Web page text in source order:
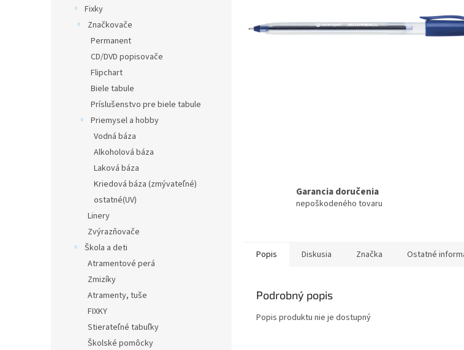
Fixky
Značkovače
Permanent
CD/DVD popisovače
Flipchart
Biele tabule
Príslušenstvo pre biele tabule
Priemysel a hobby
Vodná báza
Alkoholová báza
Laková báza
Kriedová báza (zmývateľné)
ostatné(UV)
Linery
Zvýrazňovače
Škola a deti
Atramentové perá
Zmizíky
Atramenty, tuše
FIXKY
Stierateľné tabuľky
Školské pomôcky
Garancia doručenia
nepoškodeného tovaru
Popis Diskusia Značka Ostatné
Podrobný popis
Popis produktu nie je dostupný